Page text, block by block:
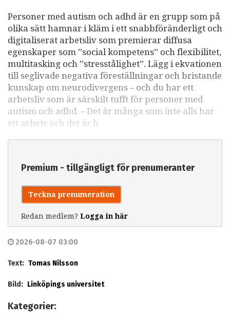
Personer med autism och adhd är en grupp som på
olika sätt hamnar i kläm i ett snabbföränderligt och
digitaliserat arbetsliv som premierar diffusa
egenskaper som ”social kompetens” och flexibilitet,
multitasking och ”stresstålighet”. Lägg i ekvationen
till seglivade negativa föreställningar och bristande
kunskap om neurodivergens – och du har ett
arbetsliv som är särskilt tufft för personer med
autism och adhd. – Det är många som inte alls har
ett arbete och det är h
Premium - tillgängligt för prenumeranter
Teckna prenumeration
Redan medlem? Logga in här
2026-08-07 03:00
Text: Tomas Nilsson
Bild: Linköpings universitet
Kategorier: